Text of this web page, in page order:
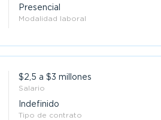
Presencial
Modalidad laboral
$2,5 a $3 millones
Salario
Indefinido
Tipo de contrato